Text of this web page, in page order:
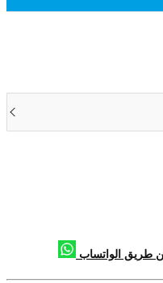
طريق الواتساب